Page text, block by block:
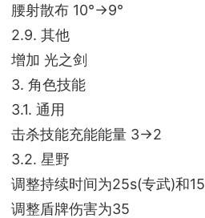
腰射散布 10°->9°
2.9. 其他
增加 光之剑
3. 角色技能
3.1. 通用
击杀技能充能能量 3->2
3.2. 星野
调整持续时间为25s(专武)和
调整盾牌伤害为35